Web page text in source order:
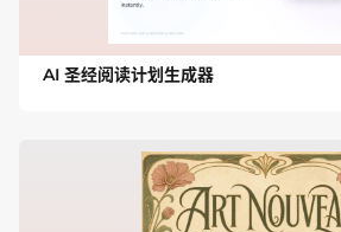
AI 圣经阅读计划生成器